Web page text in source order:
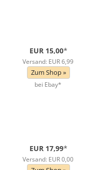
EUR 15,00*
Versand: EUR 6,99
Zum Shop »
bei Ebay*
EUR 17,99*
Versand: EUR 0,00